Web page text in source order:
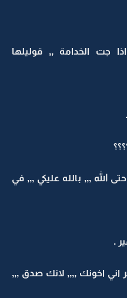
جت الخدامة ,, قوليلها
الله ,,, بالله عليكي ,,, في
.
اني اخونك ,,,, لانك صدق ,,,